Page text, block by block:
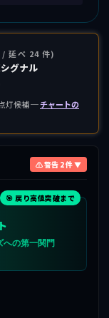
延べ 24 件)
グナル
灯候補 ─チャートの
⚠ 警告 2 件 ▼
🎯 戻り高値突破まで
への第一関門